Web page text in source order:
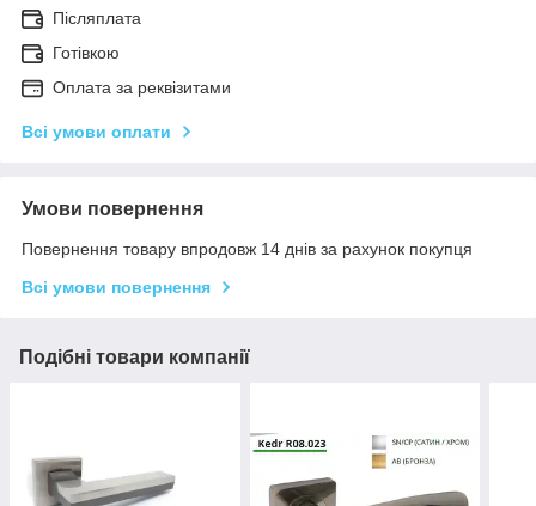
Післяплата
Готівкою
Оплата за реквізитами
Всі умови оплати
Умови повернення
Повернення товару впродовж 14 днів за рахунок покупця
Всі умови повернення
Подібні товари компанії